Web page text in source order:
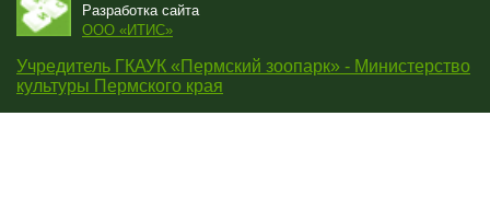
Разработка сайта
OOO «ИТИС»
Учредитель ГКАУК «Пермский зоопарк» - Министерство
культуры Пермского края